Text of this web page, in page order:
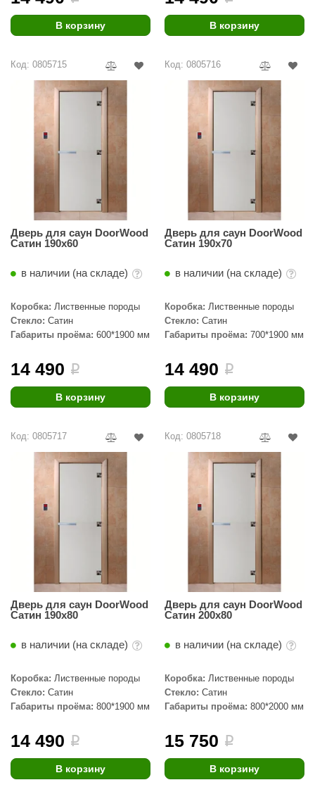
В корзину В корзину
Код: 0805715
Дверь для саун DoorWood
Сатин 190х60
в наличии (на складе)
Коробка: Лиственные породы
Стекло: Сатин
Габариты проёма: 600*1900 мм
14 490 i
В корзину
Код: 0805716
Дверь для саун DoorWood
Сатин 190х70
в наличии (на складе)
Коробка: Лиственные породы
Стекло: Сатин
Габариты проёма: 700*1900 мм
14 490 i
В корзину
Код: 0805717
Дверь для саун DoorWood
Сатин 190х80
в наличии (на складе)
Коробка: Лиственные породы
Стекло: Сатин
Габариты проёма: 800*1900 мм
14 490 i
В корзину
Код: 0805718
Дверь для саун DoorWood
Сатин 200х80
в наличии (на складе)
Коробка: Лиственные породы
Стекло: Сатин
Габариты проёма: 800*2000 мм
15 750 i
В корзину